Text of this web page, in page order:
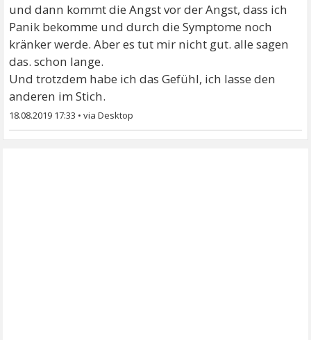
und dann kommt die Angst vor der Angst, dass ich
Panik bekomme und durch die Symptome noch
kränker werde. Aber es tut mir nicht gut. alle sagen
das. schon lange.
Und trotzdem habe ich das Gefühl, ich lasse den
anderen im Stich.
18.08.2019 17:33 •